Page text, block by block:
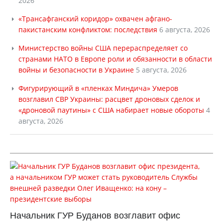
«Трансафганский коридор» охвачен афгано-
пакистанским конфликтом: последствия 6 августа, 2026
Министерство войны США перераспределяет со
странами НАТО в Европе роли и обязанности в области
войны и безопасности в Украине 5 августа, 2026
Фигурирующий в «пленках Миндича» Умеров
возглавил СВР Украины: расцвет дроновых сделок и
«дроновой паутины» с США набирает новые обороты 4
августа, 2026
Начальник ГУР Буданов возглавит офис